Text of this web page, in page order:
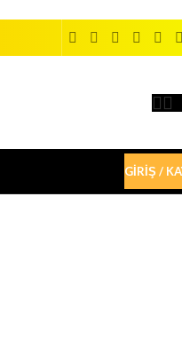
GIRIŞ /